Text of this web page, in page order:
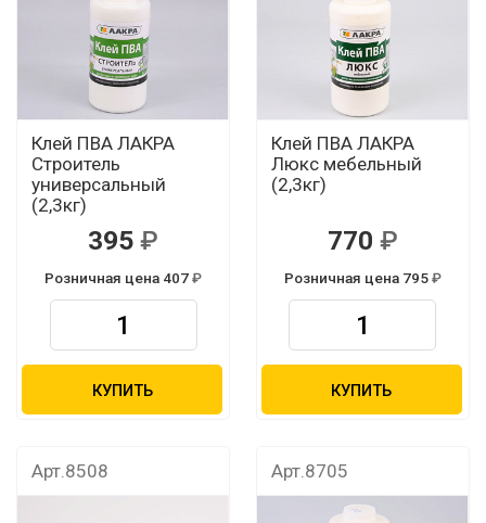
Клей ПВА ЛАКРА
Строитель
универсальный
(2,3кг)
395
Розничная цена 407
КУПИТЬ
Клей ПВА ЛАКРА
Люкс мебельный
(2,3кг)
770
Розничная цена 795
КУПИТЬ
Арт.8508 Арт.8705